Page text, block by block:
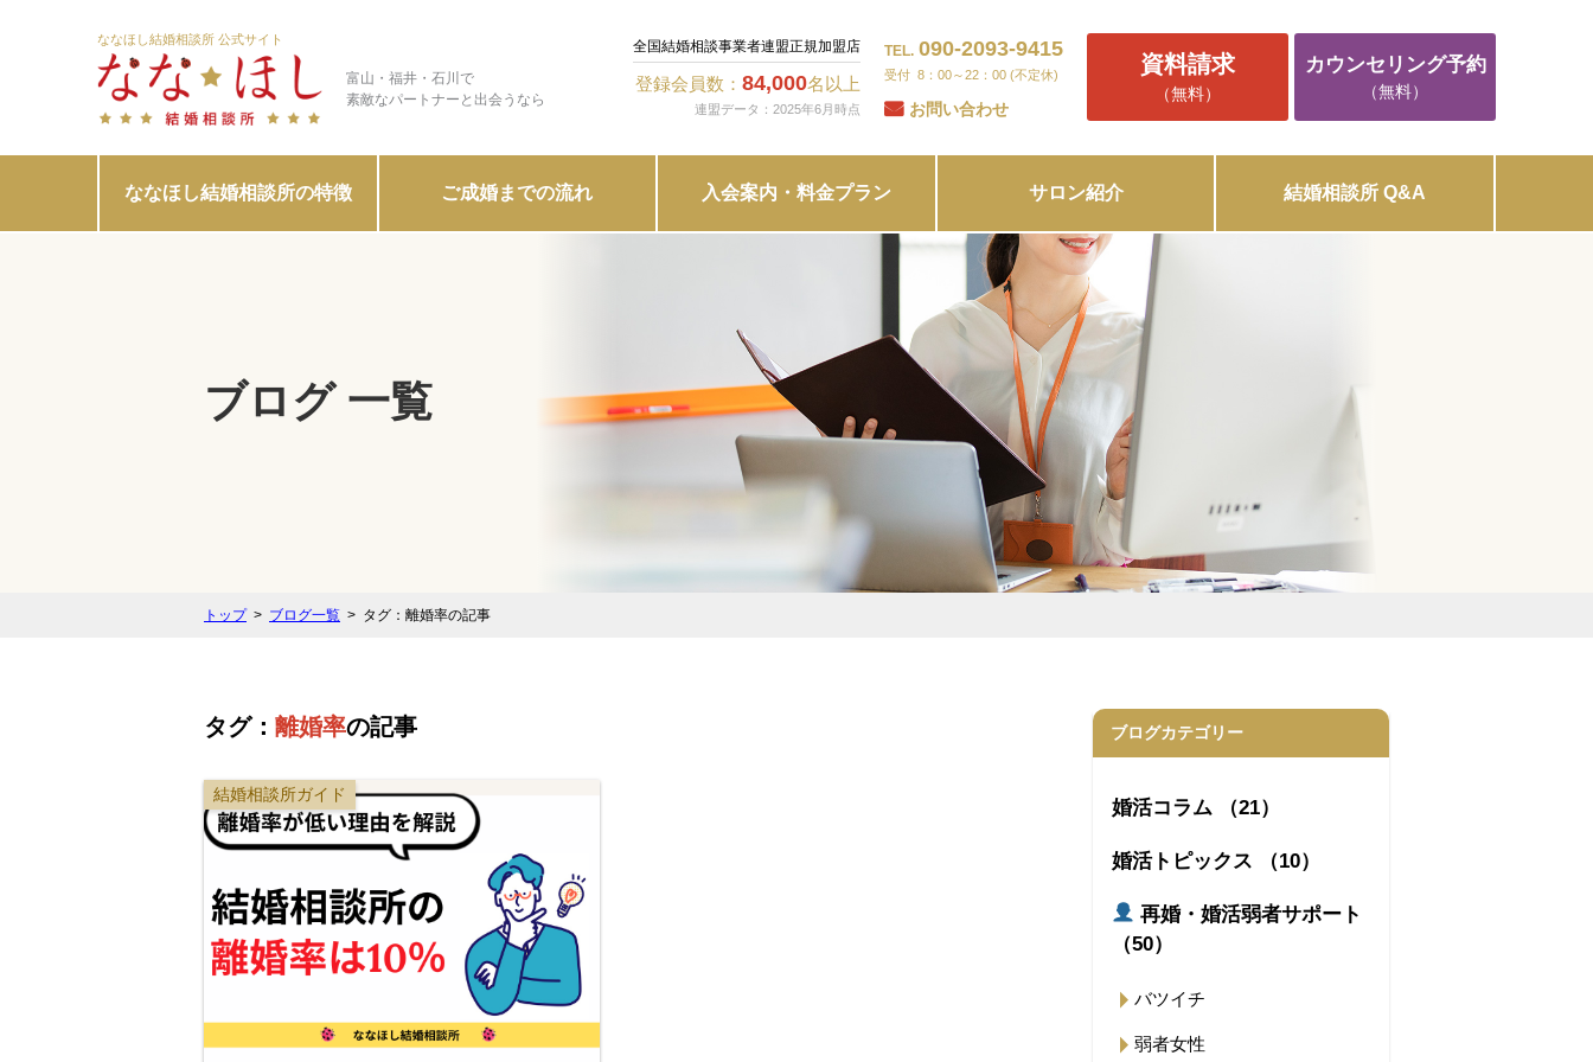
ななほし結婚相談所 公式サイト
富山・福井・石川で
素敵なパートナーと出会うなら
全国結婚相談事業者連盟正規加盟店
登録会員数： 84,000名以上
連盟データ：2025年6月時点
TEL. 090-2093-9415
8：00～22：00 (不定休)
お問い合わせ
資料請求
（無料）
カウンセリング予約
（無料）
ななほし結婚相談所の特徴 ご成婚までの流れ 入会案内・料金プラン サロン紹介 結婚相談所 Q&A
ブログ 一覧
トップ ブログ一覧 タグ：離婚率の記事
タグ： 離婚率の記事
結婚相談所ガイド
ブログカテゴリー
婚活コラム （21）
婚活トピックス （10）
再婚・婚活弱者サポート
（50）
バツイチ
弱者女性